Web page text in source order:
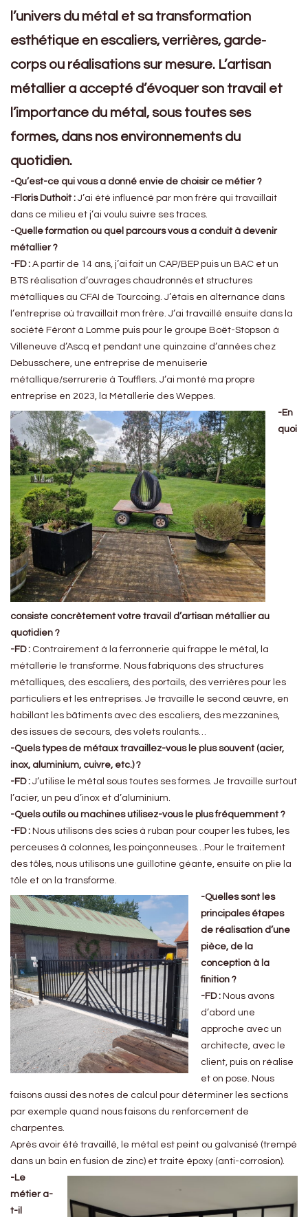
l’univers du métal et sa transformation
esthétique en escaliers, verrières, garde-
corps ou réalisations sur mesure. L’artisan
métallier a accepté d’évoquer son travail et
l’importance du métal, sous toutes ses
formes, dans nos environnements du
quotidien.
-Qu’est-ce qui vous a donné envie de choisir ce métier ?
-Floris Duthoit : J’ai été influencé par mon frère qui travaillait
dans ce milieu et j’ai voulu suivre ses traces.
-Quelle formation ou quel parcours vous a conduit à devenir
métallier ?
-FD : A partir de 14 ans, j’ai fait un CAP/BEP puis un BAC et un
BTS réalisation d’ouvrages chaudronnés et structures
métalliques au CFAI de Tourcoing. J’étais en alternance dans
l’entreprise où travaillait mon frère. J’ai travaillé ensuite dans la
société Féront à Lomme puis pour le groupe Boët-Stopson à
Villeneuve d’Ascq et pendant une quinzaine d’années chez
Debusschere, une entreprise de menuiserie
métallique/serrurerie à Toufflers. J’ai monté ma propre
entreprise en 2023, la Métallerie des Weppes.
-En
quoi
consiste concrètement votre travail d’artisan métallier au
quotidien ?
-FD : Contrairement à la ferronnerie qui frappe le métal, la
métallerie le transforme. Nous fabriquons des structures
métalliques, des escaliers, des portails, des verrières pour les
particuliers et les entreprises. Je travaille le second œuvre, en
habillant les bâtiments avec des escaliers, des mezzanines,
des issues de secours, des volets roulants…
-Quels types de métaux travaillez-vous le plus souvent (acier,
inox, aluminium, cuivre, etc.) ?
-FD : J’utilise le métal sous toutes ses formes. Je travaille surtout
l’acier, un peu d’inox et d’aluminium.
-Quels outils ou machines utilisez-vous le plus fréquemment ?
-FD : Nous utilisons des scies à ruban pour couper les tubes, les
perceuses à colonnes, les poinçonneuses…Pour le traitement
des tôles, nous utilisons une guillotine géante, ensuite on plie la
tôle et on la transforme.
-Quelles sont les
principales étapes
de réalisation d’une
pièce, de la
conception à la
finition ?
-FD : Nous avons
d’abord une
approche avec un
architecte, avec le
client, puis on réalise
et on pose. Nous
faisons aussi des notes de calcul pour déterminer les sections
par exemple quand nous faisons du renforcement de
charpentes.
Après avoir été travaillé, le métal est peint ou galvanisé (trempé
dans un bain en fusion de zinc) et traité époxy (anti-corrosion).
-Le
métier a-
t-il